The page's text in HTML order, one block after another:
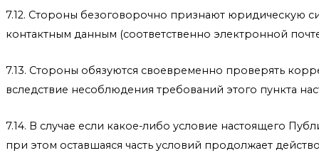
7.12. Стороны безоговорочно признают юридическую
контактным данным (соответственно электронной
7.13. Стороны обязуются своевременно проверять
вследствие несоблюдения требований этого пункта
7.14. В случае если какое-либо условие настоящего
при этом оставшаяся часть условий продолжает